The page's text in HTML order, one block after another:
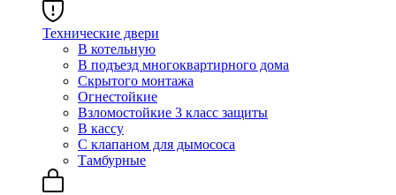
Технические двери
В котельную
В подъезд многоквартирного дома
Скрытого монтажа
Огнестойкие
Взломостойкие 3 класс защиты
В кассу
С клапаном для дымососа
Тамбурные